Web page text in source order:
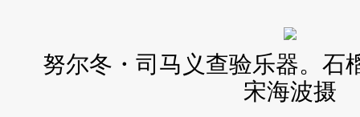
努尔冬・司马义查验乐器。石
宋海波摄